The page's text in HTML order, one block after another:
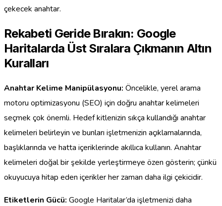
çekecek anahtar.
Rekabeti Geride Bırakın: Google
Haritalarda Üst Sıralara Çıkmanın Altın
Kuralları
Anahtar Kelime Manipülasyonu: Öncelikle, yerel arama
motoru optimizasyonu (SEO) için doğru anahtar kelimeleri
seçmek çok önemli. Hedef kitlenizin sıkça kullandığı anahtar
kelimeleri belirleyin ve bunları işletmenizin açıklamalarında,
başlıklarında ve hatta içeriklerinde akıllıca kullanın. Anahtar
kelimeleri doğal bir şekilde yerleştirmeye özen gösterin; çünkü
okuyucuya hitap eden içerikler her zaman daha ilgi çekicidir.
Etiketlerin Gücü: Google Haritalar’da işletmenizi daha